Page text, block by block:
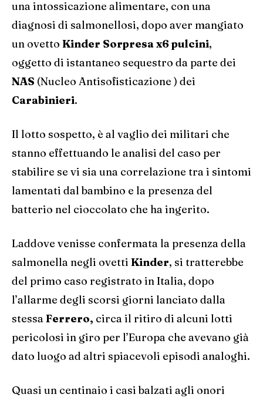
una intossicazione alimentare, con una
diagnosi di salmonellosi, dopo aver mangiato
un ovetto Kinder Sorpresa x6 pulcini,
oggetto di istantaneo sequestro da parte dei
NAS (Nucleo Antisofisticazione ) dei
Carabinieri.
Il lotto sospetto, è al vaglio dei militari che
stanno effettuando le analisi del caso per
stabilire se vi sia una correlazione tra i sintomi
lamentati dal bambino e la presenza del
batterio nel cioccolato che ha ingerito.
Laddove venisse confermata la presenza della
salmonella negli ovetti Kinder, si tratterebbe
del primo caso registrato in Italia, dopo
l’allarme degli scorsi giorni lanciato dalla
stessa Ferrero, circa il ritiro di alcuni lotti
pericolosi in giro per l’Europa che avevano già
dato luogo ad altri spiacevoli episodi analoghi.
Quasi un centinaio i casi balzati agli onori